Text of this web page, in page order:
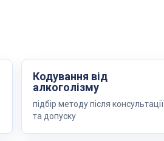
Кодування від
алкоголізму
підбір методу після консультації
та допуску